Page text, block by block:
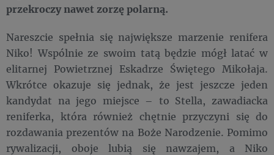
przekroczy nawet zorzę polarną.
Nareszcie spełnia się największe marzenie renifera
Niko! Wspólnie ze swoim tatą będzie mógł latać w
elitarnej Powietrznej Eskadrze Świętego Mikołaja.
Wkrótce okazuje się jednak, że jest jeszcze jeden
kandydat na jego miejsce – to Stella, zawadiacka
reniferka, która również chętnie przyczyni się do
rozdawania prezentów na Boże Narodzenie. Pomimo
rywalizacji, oboje lubią się nawzajem, a Niko